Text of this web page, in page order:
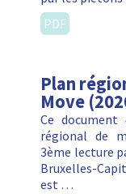
PDF
Plan
Move
Ce
régional de
3ème lecture
Bruxelles-
est …